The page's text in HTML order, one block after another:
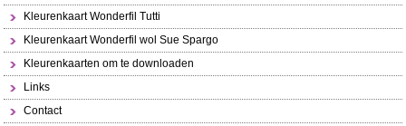
Kleurenkaart Wonderfil Tutti
Kleurenkaart Wonderfil wol Sue Spargo
Kleurenkaarten om te downloaden
Links
Contact